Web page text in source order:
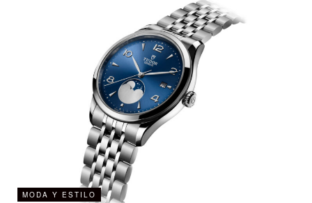
MODA Y ESTILO